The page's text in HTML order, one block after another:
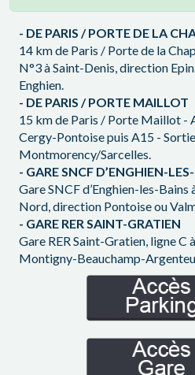
- DE PARIS / PORTE DE LA
14 km de Paris / Porte de la
N°3 à Saint-Denis, direction
Enghien.
- DE PARIS / PORTE MAILLOT
15 km de Paris / Porte Maillot -
Cergy-Pontoise puis A15 -
Montmorency/Sarcelles.
- GARE SNCF D’ENGHIEN-
Gare SNCF d’Enghien-les-Bains
Nord, direction Pontoise ou
- GARE RER SAINT-GRATIEN
Gare RER Saint-Gratien, ligne C
Montigny-Beauchamp-